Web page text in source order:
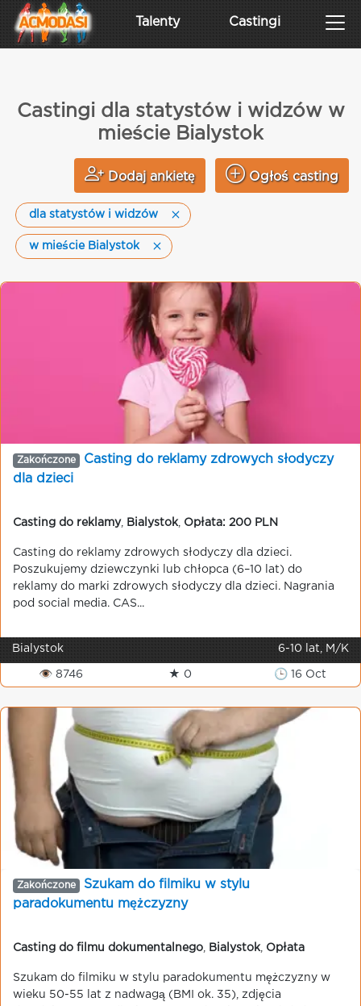
Talenty Castingi
Castingi dla statystów i widzów w
mieście Bialystok
Dodaj ankietę Ogłoś casting
dla statystów i widzów
w mieście Bialystok
Zakończone
Casting do reklamy zdrowych słodyczy
dla dzieci
Casting do reklamy, Bialystok, Opłata: 200 PLN
Casting do reklamy zdrowych słodyczy dla dzieci.
Poszukujemy dziewczynki lub chłopca (6–10 lat) do
reklamy do marki zdrowych słodyczy dla dzieci. Nagrania
pod social media. CAS...
Bialystok 6-10 lat, M/K
👁 8746 ★ 0 🕒 16 Oct
Zakończone
Szukam do filmiku w stylu
paradokumentu mężczyzny
Casting do filmu dokumentalnego Bialystok, Opłata
Szukam do filmiku w stylu paradokumentu mężczyzny w
wieku 50-55 lat z nadwagą (BMI ok. 35), zdjęcia